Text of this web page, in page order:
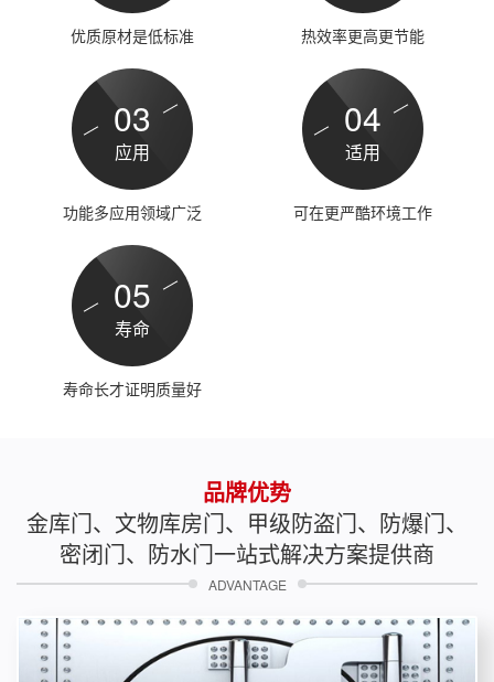
优质原材是低标准 热效率更高更节能
03
应用
功能多应用领域广泛
04
适用
可在更严酷环境工作
05
寿命
寿命长才证明质量好
品牌优势
金库门、文物库房门、甲级防盗门、防爆门、
密闭门、防水门一站式解决方案提供商
ADVANTAGE